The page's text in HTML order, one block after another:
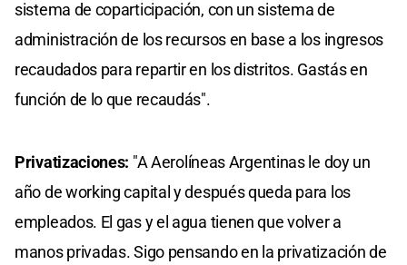
sistema de coparticipación, con un sistema de
administración de los recursos en base a los ingresos
recaudados para repartir en los distritos. Gastás en
función de lo que recaudás".
Privatizaciones: "A Aerolíneas Argentinas le doy un
año de working capital y después queda para los
empleados. El gas y el agua tienen que volver a
manos privadas. Sigo pensando en la privatización de